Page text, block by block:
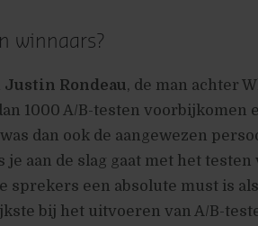
winnaars?
Justin Rondeau, de man achter
1000 A/B-testen voorbijkomen
dan ook de aangewezen
je aan de slag gaat met het
sprekers een absolute must is
bij het uitvoeren van A/B-